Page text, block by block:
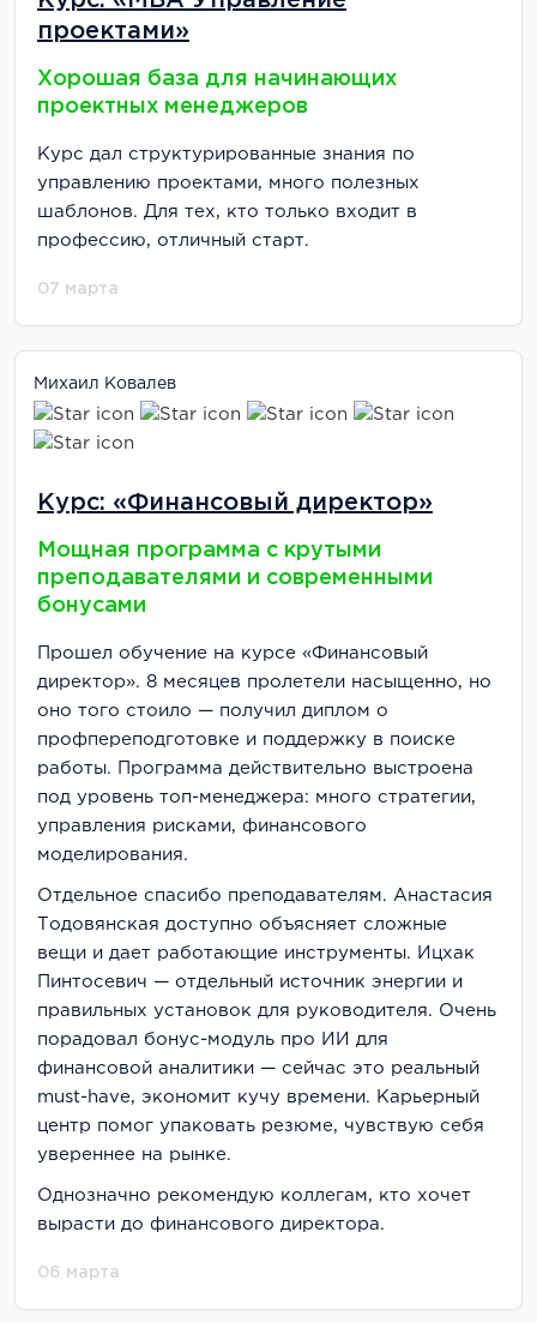
проектами»
Хорошая база для начинающих
проектных менеджеров
Курс дал структурированные знания по
управлению проектами, много полезных
шаблонов. Для тех, кто только входит в
профессию, отличный старт.
07 марта
Михаил Ковалев
Курс: «Финансовый директор»
Мощная программа с крутыми
преподавателями и современными
бонусами
Прошел обучение на курсе «Финансовый
директор». 8 месяцев пролетели насыщенно, но
оно того стоило — получил диплом о
профпереподготовке и поддержку в поиске
работы. Программа действительно выстроена
под уровень топ-менеджера: много стратегии,
управления рисками, финансового
моделирования.
Отдельное спасибо преподавателям. Анастасия
Тодовянская доступно объясняет сложные
вещи и дает работающие инструменты. Ицхак
Пинтосевич — отдельный источник энергии и
правильных установок для руководителя. Очень
порадовал бонус-модуль про ИИ для
финансовой аналитики — сейчас это реальный
must-have, экономит кучу времени. Карьерный
центр помог упаковать резюме, чувствую себя
увереннее на рынке.
Однозначно рекомендую коллегам, кто хочет
вырасти до финансового директора.
06 марта